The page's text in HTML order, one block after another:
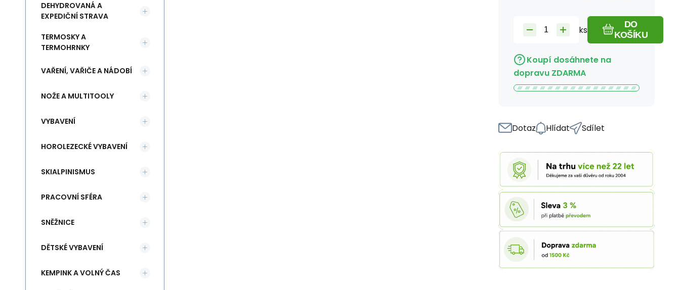
ks
DO
KOŠÍKU
Koupí dosáhnete na
dopravu ZDARMA
Dotaz Hlídat Sdílet
DEHYDROVANÁ A
EXPEDIČNÍ STRAVA
TERMOSKY A
TERMOHRNKY
VAŘENÍ, VAŘIČE A NÁDOBÍ
NOŽE A MULTITOOLY
VYBAVENÍ
HOROLEZECKÉ VYBAVENÍ
SKIALPINISMUS
PRACOVNÍ SFÉRA
SNĚŽNICE
DĚTSKÉ VYBAVENÍ
KEMPINK A VOLNÝ ČAS